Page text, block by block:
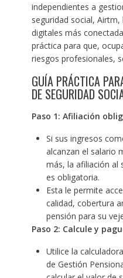
independientes a
seguridad social,
digitales más
práctica para que,
riesgos profesionales,
GUÍA PRÁCTICA
DE SEGURIDAD
Paso 1: Afiliación
Si sus ingresos
alcanzan el salario
más, la afiliación al
es obligatoria.
Esta le permite
calidad, cobertura
pensión para su
Paso 2: Calcule y
Utilice la
de Gestión